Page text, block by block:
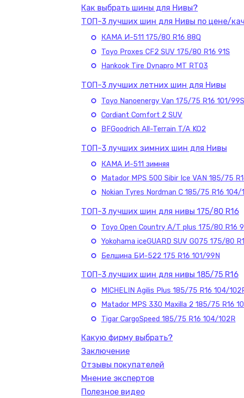
Как выбрать шины для Нивы?
ТОП-3 лучших шин для Нивы по цене/
КАМА И-511 175/80 R16 88Q
Toyo Proxes CF2 SUV 175/80 R16 91S
Hankook Tire Dynapro MT RT03
ТОП-3 лучших летних шин для Нивы
Toyo Nanoenergy Van 175/75 R16 101/99S
Cordiant Comfort 2 SUV
BFGoodrich All-Terrain T/A KO2
ТОП-3 лучших зимних шин для Нивы
КАМА И-511 зимняя
Matador MPS 500 Sibir Ice VAN 185/75
Nokian Tyres Nordman C 185/75 R16 104/
ТОП-3 лучших шин для нивы 175/80 R16
Toyo Open Country A/T plus 175/80 R16
Yokohama iceGUARD SUV G075 175/80
Белшина БИ-522 175 R16 101/99N
ТОП-3 лучших шин для нивы 185/75 R16
MICHELIN Agilis Plus 185/75 R16 104/
Matador MPS 330 Maxilla 2 185/75 R16
Tigar CargoSpeed 185/75 R16 104/102R
Какую фирму выбрать?
Заключение
Отзывы покупателей
Мнение экспертов
Полезное видео